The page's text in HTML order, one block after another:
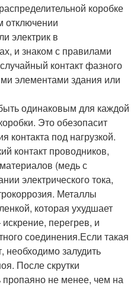
коробке
отключении
электрик в
и знаком с правилами
контакт фазного
элементами здания или
одинаковым для каждой
Это обезопасит
контакта под нагрузкой.
контакт проводников,
(медь с
электрического тока,
Металлы
которая ухудшает
перегрев, и
соединения.Если такая
необходимо залудить
После скрутки
не менее, чем на